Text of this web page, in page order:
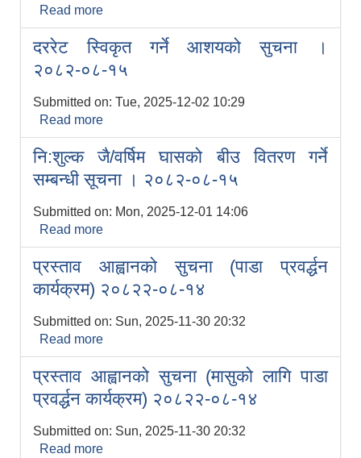
Read more
कायम र दरखास्त स्विकृत / अस्विकृत भएको तथा
लिखित / प्रयोगकर्ता परीक्षा सम्बन्धी सुचना ।
२०८२-०८-१६
दररेट स्विकृत गर्ने आशयको सुचना ।
२०८२-०८-१५
Submitted on: Tue, 2025-12-02 10:29
Read more
२०८२-०८-१५
नि:शुल्क जै/वर्षिम घासको बीउ वितरण गर्ने
सम्बन्धी सूचना । २०८२-०८-१५
Submitted on: Mon, 2025-12-01 14:06
Read more
सम्बन्धी सूचना । २०८२-०८-१५
प्रस्ताव आह्वानको सुचना (पाडा प्रवर्द्धन
कार्यक्रम) २०८२२-०८-१४
Submitted on: Sun, 2025-11-30 20:32
Read more
कार्यक्रम) २०८२२-०८-१४
प्रस्ताव आह्वानको सुचना (मासुको लागि पाडा
प्रवर्द्धन कार्यक्रम) २०८२२-०८-१४
Submitted on: Sun, 2025-11-30 20:32
Read more